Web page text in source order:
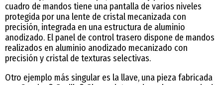
cuadro de mandos tiene una pantalla de varios niveles
protegida por una lente de cristal mecanizada con
precisión, integrada en una estructura de aluminio
anodizado. El panel de control trasero dispone de mandos
realizados en aluminio anodizado mecanizado con
precisión y cristal de texturas selectivas.
Otro ejemplo más singular es la llave, una pieza fabricada